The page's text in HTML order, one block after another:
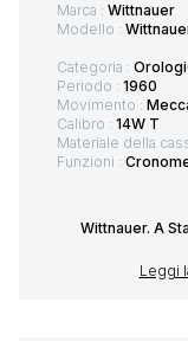
Marca : Wittnauer
Modello :
Categoria :
Periodo : 1960
Movimento :
Calibro : 14W T
Materiale della
Funzioni :
Wittnauer. A
Leggi